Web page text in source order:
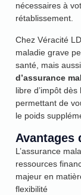
nécessaires à
rétablissement.
Chez Véracité
maladie grave
santé, mais
d’assurance
libre d’impôt
permettant de
le poids
Avantages
L’assurance
ressources
majeur en
flexibilité